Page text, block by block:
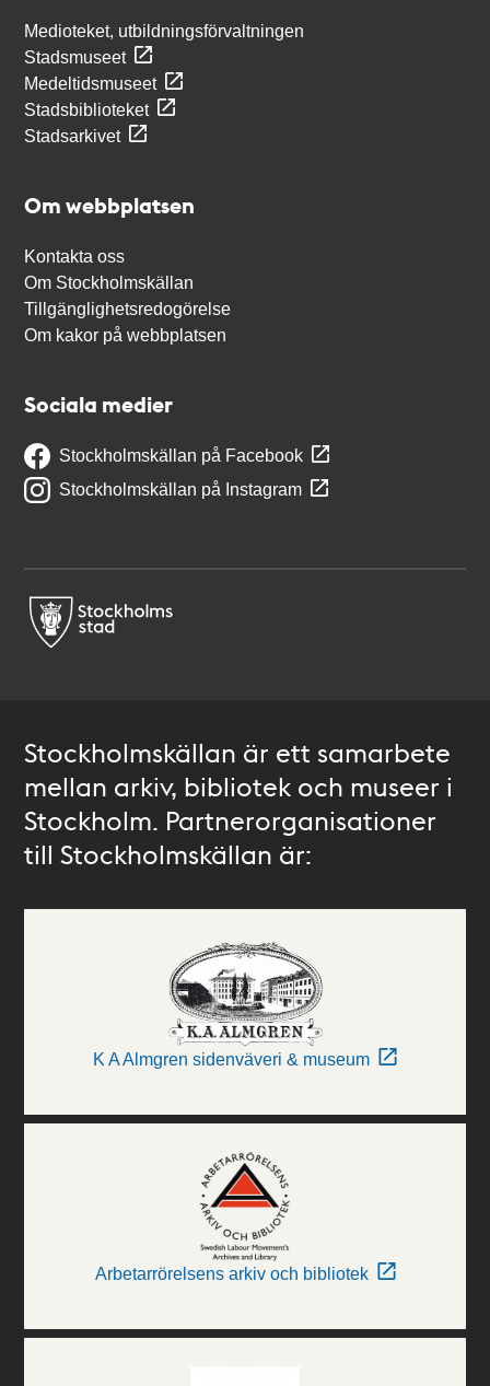
Medioteket, utbildningsförvaltningen
Stadsmuseet
Medeltidsmuseet
Stadsbiblioteket
Stadsarkivet
Om webbplatsen
Kontakta oss
Om Stockholmskällan
Tillgänglighetsredogörelse
Om kakor på webbplatsen
Sociala medier
Stockholmskällan på Facebook
Stockholmskällan på Instagram
Stockholmskällan är ett samarbete
mellan arkiv, bibliotek och museer i
Stockholm. Partnerorganisationer
till Stockholmskällan är:
K A Almgren sidenväveri & museum
Arbetarrörelsens arkiv och bibliotek